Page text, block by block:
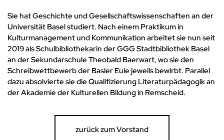
Sie hat Geschichte und Gesellschaftswissenschaften an der
Universität Basel studiert. Nach einem Praktikum in
Kulturmanagement und Kommunikation arbeitet sie nun seit
2019 als Schulbibliothekarin der GGG Stadtbibliothek Basel
an der Sekundarschule Theobald Baerwart, wo sie den
Schreibwettbewerb der Basler Eule jeweils bewirbt. Parallel
dazu absolvierte sie die Qualifizierung Literaturpädagogik an
der Akademie der Kulturellen Bildung in Remscheid.
zurück zum Vorstand